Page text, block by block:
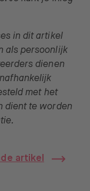
in dit artikel
als persoonlijk
dienen
met het
dient te worden
artikel